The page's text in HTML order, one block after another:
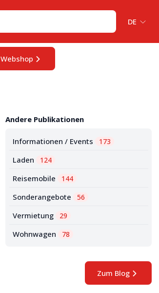
DE
Webshop
Andere Publikationen
Informationen / Events 173
Laden 124
Reisemobile 144
Sonderangebote 56
Vermietung 29
Wohnwagen 78
Zum Blog